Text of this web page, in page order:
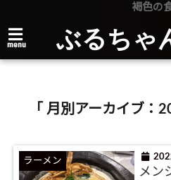
褐色の
menu ぶるちゃ
「 月別アーカイブ：
ラーメン
メン